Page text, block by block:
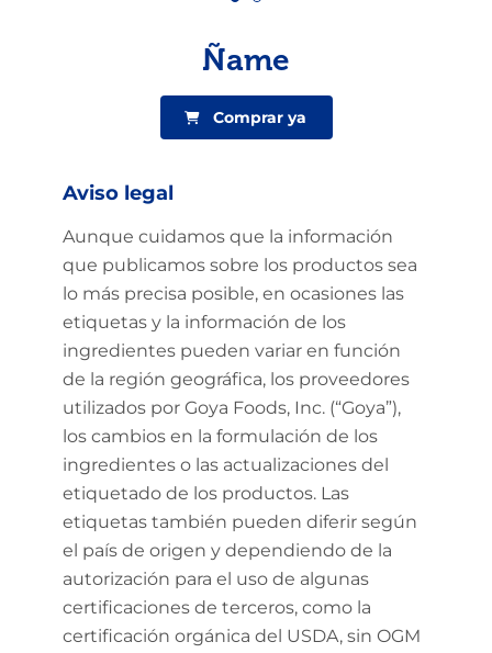
Ñame
Comprar ya
Aviso legal
Aunque cuidamos que la información
que publicamos sobre los productos sea
lo más precisa posible, en ocasiones las
etiquetas y la información de los
ingredientes pueden variar en función
de la región geográfica, los proveedores
utilizados por Goya Foods, Inc. (“Goya”),
los cambios en la formulación de los
ingredientes o las actualizaciones del
etiquetado de los productos. Las
etiquetas también pueden diferir según
el país de origen y dependiendo de la
autorización para el uso de algunas
certificaciones de terceros, como la
certificación orgánica del USDA, sin OGM